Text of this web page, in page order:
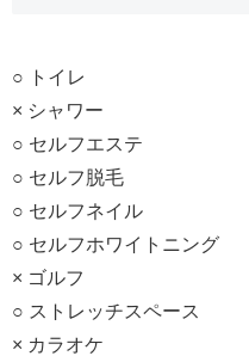
○ トイレ
× シャワー
○ セルフエステ
○ セルフ脱毛
○ セルフネイル
○ セルフホワイトニング
× ゴルフ
○ ストレッチスペース
× カラオケ